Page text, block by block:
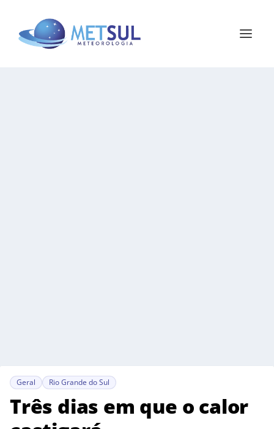
Geral Rio Grande do Sul
Três dias em que o calor